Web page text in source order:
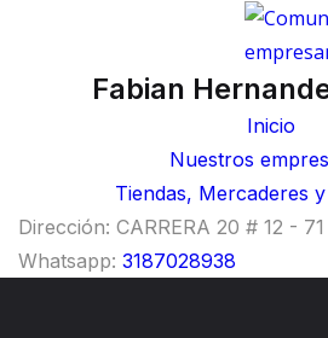
Fabian
Inicio
Nuestros
Tiendas, Mercaderes
Dirección: CARRERA 20 # 12 - 71
Whatsapp: 3187028938